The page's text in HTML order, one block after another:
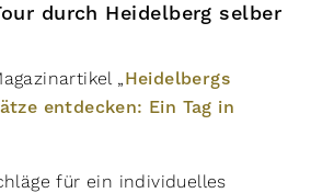
durch Heidelberg selber
„Heidelbergs
entdecken: Ein Tag in
für ein individuelles